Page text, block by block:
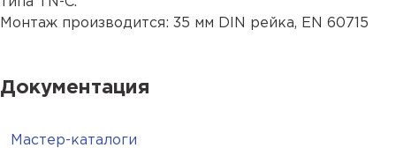
Монтаж производится: 35 мм DIN рейка, EN 60715
Документация
Мастер-каталоги